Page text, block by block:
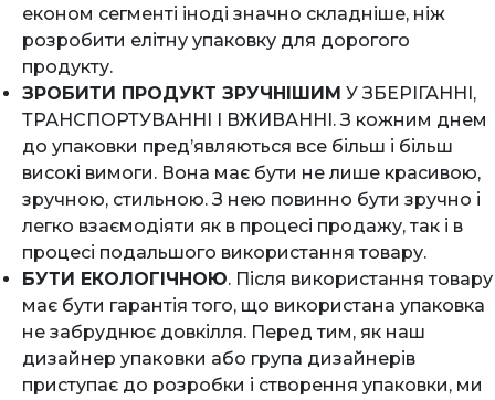
економ сегменті іноді значно складніше, ніж
розробити елітну упаковку для дорогого
продукту.
ЗРОБИТИ ПРОДУКТ ЗРУЧНІШИМ У ЗБЕРІГАННІ,
ТРАНСПОРТУВАННІ І ВЖИВАННІ. З кожним днем
до упаковки пред’являються все більш і більш
високі вимоги. Вона має бути не лише красивою,
зручною, стильною. З нею повинно бути зручно і
легко взаємодіяти як в процесі продажу, так і в
процесі подальшого використання товару.
БУТИ ЕКОЛОГІЧНОЮ. Після використання товару
має бути гарантія того, що використана упаковка
не забруднює довкілля. Перед тим, як наш
дизайнер упаковки або група дизайнерів
приступає до розробки і створення упаковки, ми